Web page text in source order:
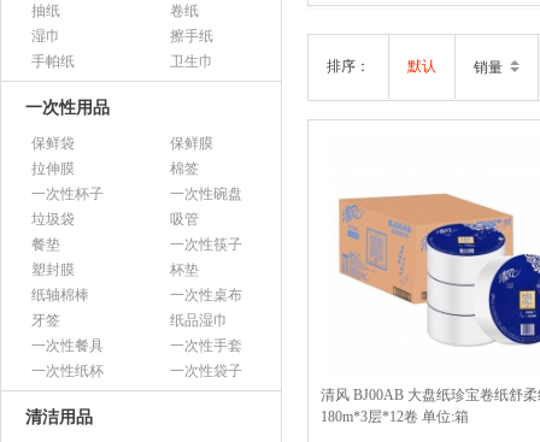
抽纸
卷纸
湿巾
擦手纸
手帕纸
卫生巾
一次性用品
保鲜袋
保鲜膜
拉伸膜
棉签
一次性杯子
一次性碗盘
垃圾袋
吸管
餐垫
一次性筷子
塑封膜
杯垫
纸轴棉棒
一次性桌布
牙签
纸品湿巾
一次性餐具
一次性手套
一次性纸杯
一次性袋子
清洁用品
排序： 默认 销量
清风 BJ00AB 大盘纸珍宝卷纸舒
180m*3层*12卷 单位:箱